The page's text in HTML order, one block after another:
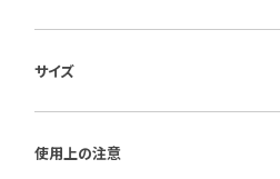
■風防素材：無機ガラス
■ベルト素材：ステンレススチール
サイズ
使用上の注意